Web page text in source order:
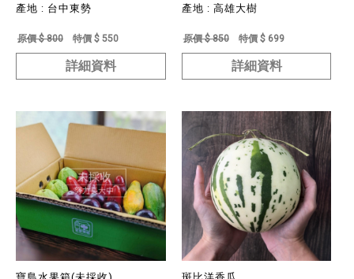
產地 : 台中東勢
原價 $ 800 特價 $ 550
詳細資料
產地 : 高雄大樹
原價 $ 850 特價 $ 699
詳細資料